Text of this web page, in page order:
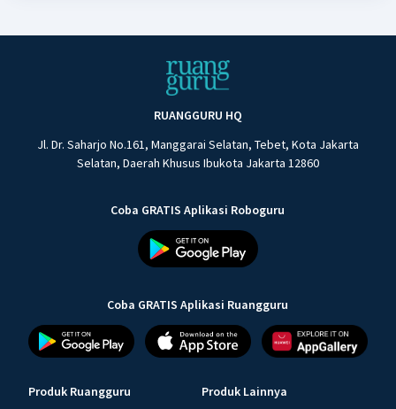
RUANGGURU HQ
Jl. Dr. Saharjo No.161, Manggarai Selatan, Tebet, Kota Jakarta
Selatan, Daerah Khusus Ibukota Jakarta 12860
Coba GRATIS Aplikasi Roboguru
Coba GRATIS Aplikasi Ruangguru
Produk Ruangguru Produk Lainnya